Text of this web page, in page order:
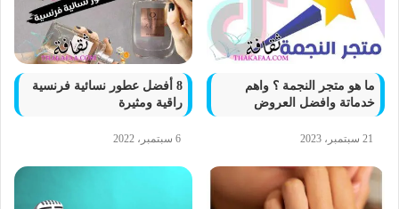
ما هو متجر النجمة ؟ واهم
خدماتة وافضل العروض
21 سبتمبر، 2023
8 أفضل عطور نسائية فرنسية
راقية ومثيرة
6 سبتمبر، 2022